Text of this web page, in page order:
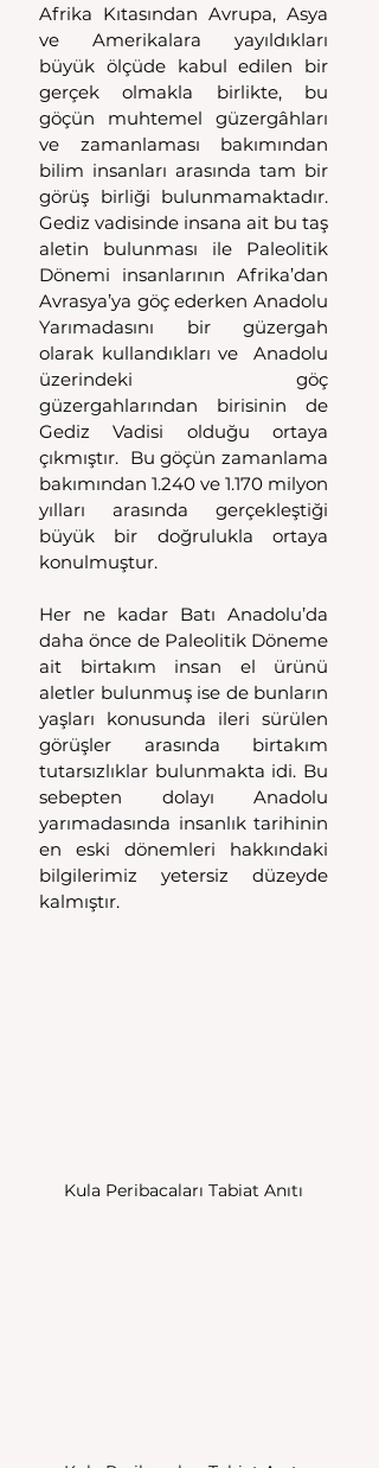
Afrika Kıtasından Avrupa, Asya
ve Amerikalara yayıldıkları
büyük ölçüde kabul edilen bir
gerçek olmakla birlikte, bu
göçün muhtemel güzergâhları
ve zamanlaması bakımından
bilim insanları arasında tam bir
görüş birliği bulunmamaktadır.
Gediz vadisinde insana ait bu taş
aletin bulunması ile Paleolitik
Dönemi insanlarının Afrika’dan
Avrasya’ya göç ederken Anadolu
Yarımadasını bir güzergah
olarak kullandıkları ve  Anadolu
üzerindeki göç
güzergahlarından birisinin de
Gediz Vadisi olduğu ortaya
çıkmıştır.  Bu göçün zamanlama
bakımından 1.240 ve 1.170 milyon
yılları arasında gerçekleştiği
büyük bir doğrulukla ortaya
konulmuştur.
Her ne kadar Batı Anadolu’da
daha önce de Paleolitik Döneme
ait birtakım insan el ürünü
aletler bulunmuş ise de bunların
yaşları konusunda ileri sürülen
görüşler arasında birtakım
tutarsızlıklar bulunmakta idi. Bu
sebepten dolayı Anadolu
yarımadasında insanlık tarihinin
en eski dönemleri hakkındaki
bilgilerimiz yetersiz düzeyde
kalmıştır.
Kula Peribacaları Tabiat Anıtı